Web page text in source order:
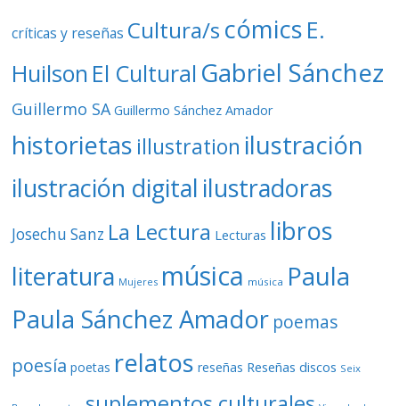
críticas y reseñas Cultura/s cómics E.
Huilson El Cultural Gabriel Sánchez
Guillermo SA Guillermo Sánchez Amador
historietas illustration ilustración
ilustración digital ilustradoras
Josechu Sanz La Lectura Lecturas libros
literatura Mujeres música música Paula
Paula Sánchez Amador poemas
poesía poetas relatos reseñas Reseñas discos Seix